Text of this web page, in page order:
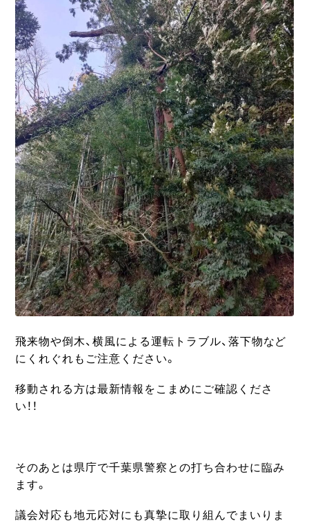
飛来物や倒木、横風による運転トラブル、落下物など
にくれぐれもご注意ください。
移動される方は最新情報をこまめにご確認くださ
い！！
そのあとは県庁で千葉県警察との打ち合わせに臨み
ます。
議会対応も地元応対にも真摯に取り組んでまいりま